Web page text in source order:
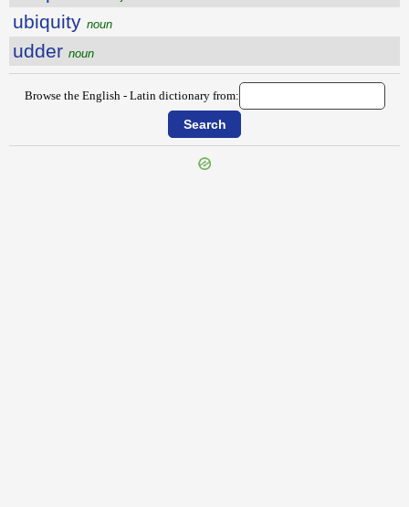
ubiquity noun
udder noun
Browse the English - Latin dictionary from: